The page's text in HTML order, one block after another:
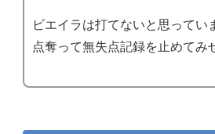
ビエイラは打てないと思ってい
点奪って無失点記録を止めてみ